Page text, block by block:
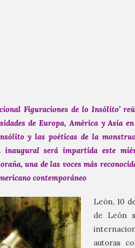
Figuraciones de lo Insólito’
de Europa, América y Asia
y las poéticas de la
inaugural será impartida este
una de las voces más
contemporáneo
León, 10
de León
autoras